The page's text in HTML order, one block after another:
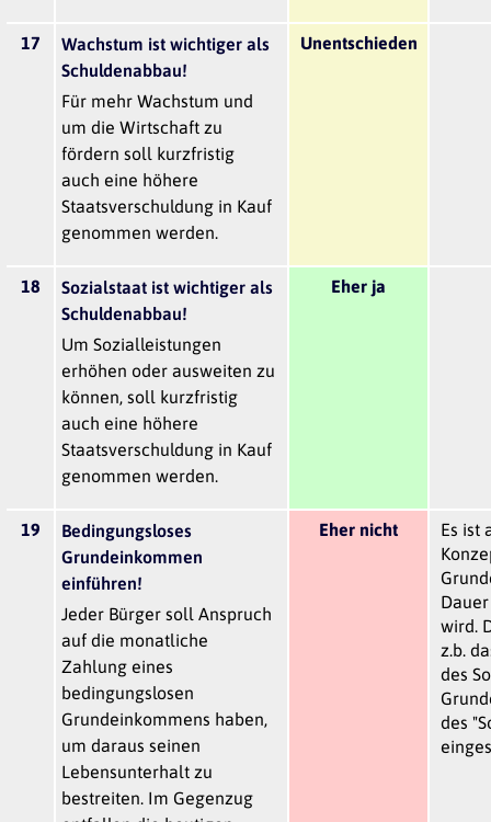
17
Wachstum ist wichtiger als
Schuldenabbau!
Für mehr Wachstum und
um die Wirtschaft zu
fördern soll kurzfristig
auch eine höhere
Staatsverschuldung in Kauf
genommen werden.
Unentschieden
18
Sozialstaat ist wichtiger als
Schuldenabbau!
Um Sozialleistungen
erhöhen oder ausweiten zu
können, soll kurzfristig
auch eine höhere
Staatsverschuldung in Kauf
genommen werden.
Eher ja
19
Bedingungsloses
Grundeinkommen
einführen!
Jeder Bürger soll Anspruch
auf die monatliche
Zahlung eines
bedingungslosen
Grundeinkommens haben,
um daraus seinen
Lebensunterhalt zu
bestreiten. Im Gegenzug
Eher nicht
Es ist
wird.
z.b.
des
des